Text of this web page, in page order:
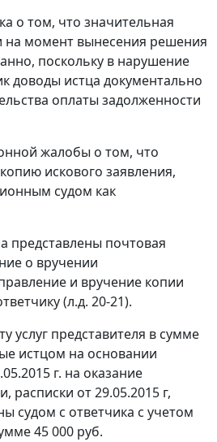
о том, что значительная
на момент вынесения решения
поскольку в нарушение
доводы истца документально
оплаты задолженности
жалобы о том, что
искового заявления,
судом как
представлены почтовая
о вручении
и вручение копии
(л.д. 20-21).
услуг представителя в сумме
истцом на основании
г. на оказание
от 29.05.2015 г,
судом с ответчика с учетом
45 000 руб.